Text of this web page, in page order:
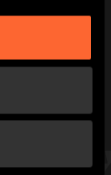
las